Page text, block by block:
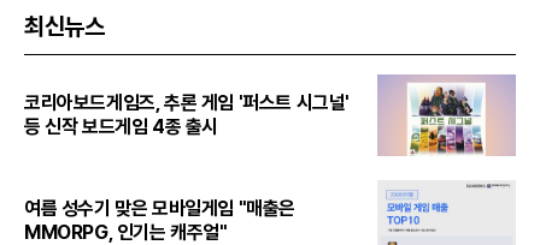
최신뉴스
코리아보드게임즈, 추론 게임 '퍼스트 시그널'
등 신작 보드게임 4종 출시
여름 성수기 맞은 모바일게임 "매출은
MMORPG, 인기는 캐주얼"